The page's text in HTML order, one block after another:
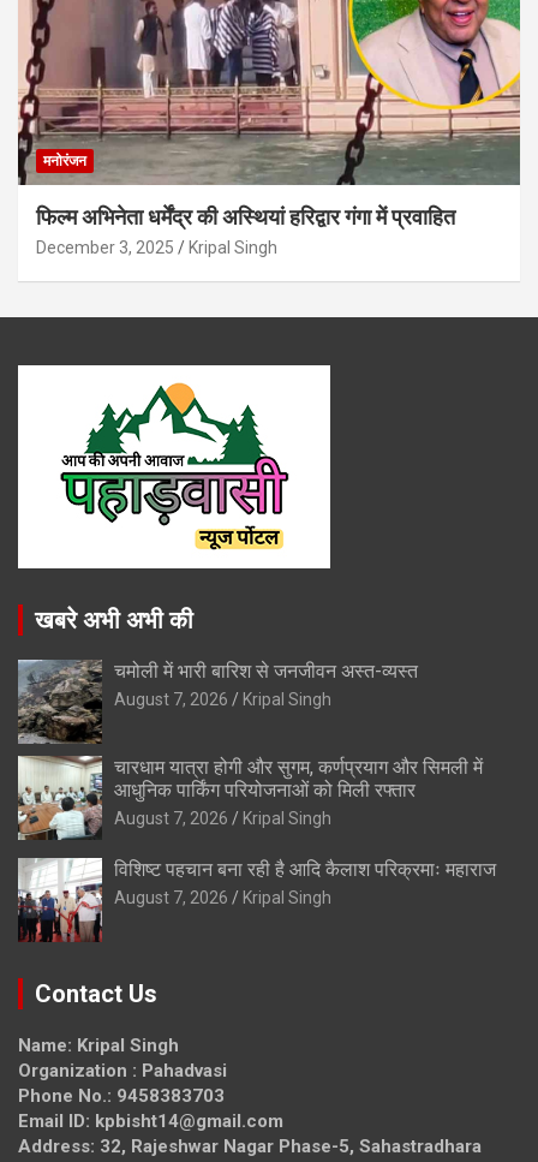
मनोरंजन
फिल्म अभिनेता धर्मेंद्र की अस्थियां हरिद्वार गंगा में प्रवाहित
December 3, 2025 Kripal Singh
खबरे अभी अभी की
चमोली में भारी बारिश से जनजीवन अस्त-व्यस्त
August 7, 2026 Kripal Singh
चारधाम यात्रा होगी और सुगम, कर्णप्रयाग और सिमली में
आधुनिक पार्किंग परियोजनाओं को मिली रफ्तार
August 7, 2026 Kripal Singh
विशिष्ट पहचान बना रही है आदि कैलाश परिक्रमाः महाराज
August 7, 2026 Kripal Singh
Contact Us
Name: Kripal Singh
Organization : Pahadvasi
Phone No.: 9458383703
Email ID: kpbisht14@gmail.com
Address: 32, Rajeshwar Nagar Phase-5, Sahastradhara